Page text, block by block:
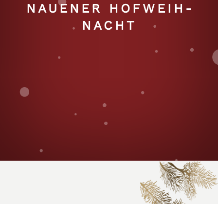
NAUENER HOF­WEIH­
NACHT